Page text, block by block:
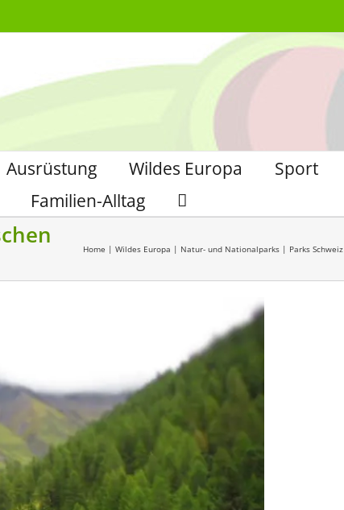
Ausrüstung Wildes Europa Sport
Familien-Alltag
Home | Wildes Europa | Natur- und Nationalparks | Parks Schweiz